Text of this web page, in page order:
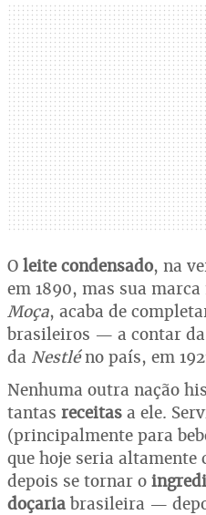
O leite condensado, na
em 1890, mas sua
Moça, acaba de
brasileiros — a contar
da Nestléno país, em
Nenhuma outra nação
tantas receitas a ele.
(principalmente para
que hoje seria
depois se tornar o
doçaria brasileira —